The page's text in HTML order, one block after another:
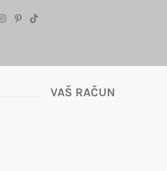
VAŠ RAČUN